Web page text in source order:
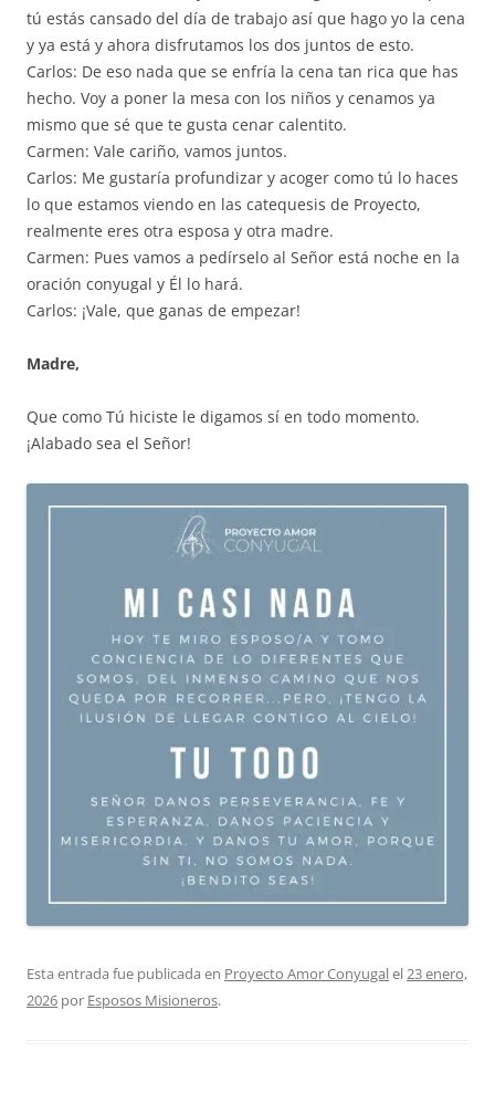
tú estás cansado del día de trabajo así que hago yo la cena
y ya está y ahora disfrutamos los dos juntos de esto.
Carlos: De eso nada que se enfría la cena tan rica que has
hecho. Voy a poner la mesa con los niños y cenamos ya
mismo que sé que te gusta cenar calentito.
Carmen: Vale cariño, vamos juntos.
Carlos: Me gustaría profundizar y acoger como tú lo haces
lo que estamos viendo en las catequesis de Proyecto,
realmente eres otra esposa y otra madre.
Carmen: Pues vamos a pedírselo al Señor está noche en la
oración conyugal y Él lo hará.
Carlos: ¡Vale, que ganas de empezar!
Madre,
Que como Tú hiciste le digamos sí en todo momento.
¡Alabado sea el Señor!
Esta entrada fue publicada en Proyecto Amor Conyugalel23 enero,
2026 por Esposos Misioneros.